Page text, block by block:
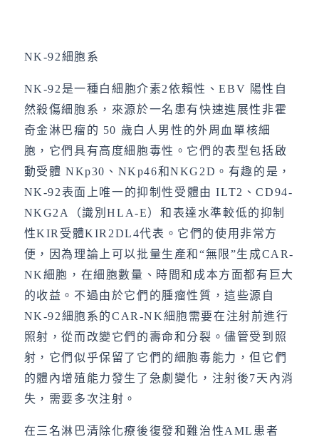
NK-92細胞系
NK-92是一種白細胞介素2依賴性、EBV 陽性自
然殺傷細胞系，來源於一名患有快速進展性非霍
奇金淋巴瘤的 50 歲白人男性的外周血單核細
胞，它們具有高度細胞毒性。它們的表型包括啟
動受體 NKp30、NKp46和NKG2D。有趣的是，
NK-92表面上唯一的抑制性受體由 ILT2、CD94-
NKG2A（識別HLA-E）和表達水準較低的抑制
性KIR受體KIR2DL4代表。它們的使用非常方
便，因為理論上可以批量生產和“無限”生成CAR-
NK細胞，在細胞數量、時間和成本方面都有巨大
的收益。不過由於它們的腫瘤性質，這些源自
NK-92細胞系的CAR-NK細胞需要在注射前進行
照射，從而改變它們的壽命和分裂。儘管受到照
射，它們似乎保留了它們的細胞毒能力，但它們
的體內增殖能力發生了急劇變化，注射後7天內消
失，需要多次注射。
在三名淋巴清除化療後復發和難治性AML患者